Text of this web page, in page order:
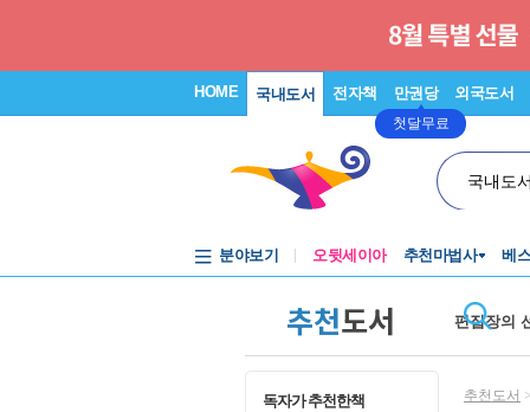
HOME 국내도서 전자책 만권당
첫달무료
외국도서
국내도
분야보기 오뒷세이아 추천마법사 베
추천도서 편집장의
독자가 추천한책 추천도서